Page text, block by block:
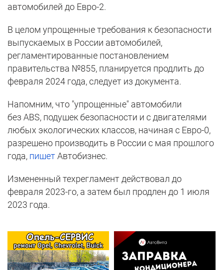
автомобилей до Евро-2.
В целом упрощенные требования к безопасности
выпускаемых в России автомобилей,
регламентированные постановлением
правительства №855, планируется продлить до
февраля 2024 года, следует из документа.
Напомним, что "упрощенные" автомобили
без ABS, подушек безопасности и с двигателями
любых экологических классов, начиная с Евро-0,
разрешено производить в России с мая прошлого
года, пишетАвтобизнес.
Измененный техрегламент действовал до
февраля 2023-го, а затем был продлен до 1 июля
2023 года.